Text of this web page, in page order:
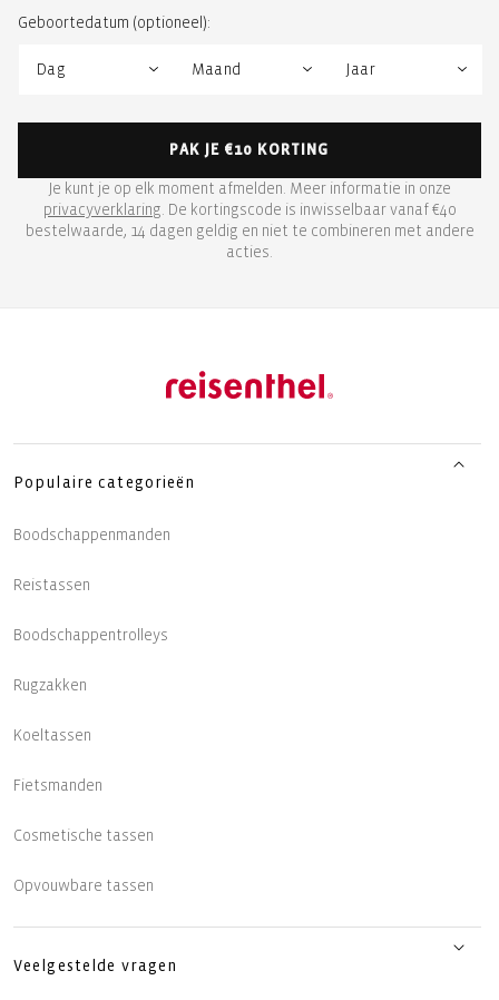
Geboortedatum (optioneel):
PAK JE €10 KORTING
Je kunt je op elk moment afmelden. Meer informatie in onze
privacyverklaring . De kortingscode is inwisselbaar vanaf €40
bestelwaarde, 14 dagen geldig en niet te combineren met andere
acties.
Populaire categorieën
Boodschappenmanden
Reistassen
Boodschappentrolleys
Rugzakken
Koeltassen
Fietsmanden
Cosmetische tassen
Opvouwbare tassen
Veelgestelde vragen